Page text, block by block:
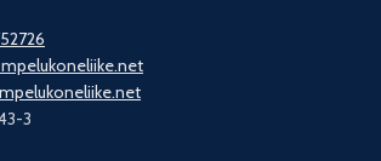
3